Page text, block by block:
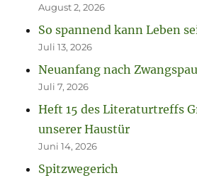
August 2, 2026
So spannend kann Leben
Juli 13, 2026
Neuanfang nach
Juli 7, 2026
Heft 15 des Literaturtreffs
unserer Haustür
Juni 14, 2026
Spitzwegerich